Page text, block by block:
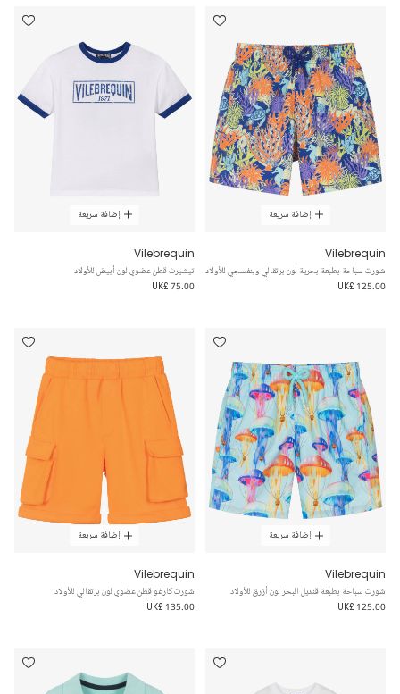
إضافة سريعة
Vilebrequin
شورت سباحة بطبعة بحرية لون برتقالي وبنفسجي للأولاد
UK£ 125.00
إضافة سريعة
Vilebrequin
تيشيرت قطن عضوي لون أبيض للأولاد
UK£ 75.00
إضافة سريعة
Vilebrequin
شورت سباحة بطبعة قنديل البحر لون أزرق للأولاد
UK£ 125.00
إضافة سريعة
Vilebrequin
شورت كارغو قطن عضوي لون برتقالي للأولاد
UK£ 135.00